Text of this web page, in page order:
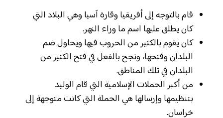
قام بالتوجه إلى أفريقيا وقارة آسيا وهي البلاد التي
كان يطلق عليها اسم ما وراء النهر.
كان يقوم بالكثير من الحروب فيها ويحاول ضم
البلدان وفتحها، ونجح بالفعل في فتح الكثير من
البلدان في تلك المناطق.
من أكبر الحملات الإسلامية التي قام الوليد
بتنظيمها وإرسالها هي الحملة التي كانت متوجهة إلى
خراسان.